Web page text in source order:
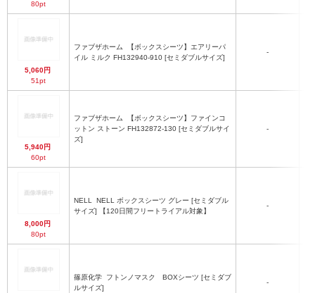
80pt
5,060円
51pt
ファブザホーム
イル ミルク FH132940-910 [セミダブルサイズ]
-
5,940円
60pt
ファブザホーム
ットン ストーン FH132872-130 [セミダブルサイ
ズ]
-
8,000円
80pt
NELL
サイズ] 【120日間フリートライアル対象】
-
篠原化学
ルサイズ]
-